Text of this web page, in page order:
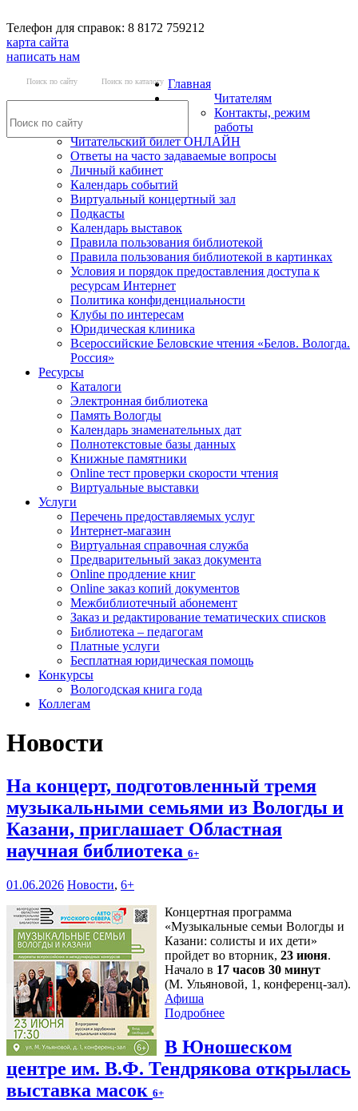
Телефон для справок: 8 8172 759212
карта сайта
написать нам
Поиск по сайту Поиск по каталогу Главная
Читателям
Контакты, режим
работы
Читательский билет ОНЛАЙН
Ответы на часто задаваемые вопросы
Личный кабинет
Календарь событий
Виртуальный концертный зал
Подкасты
Календарь выставок
Правила пользования библиотекой
Правила пользования библиотекой в картинках
Условия и порядок предоставления доступа к
ресурсам Интернет
Политика конфиденциальности
Клубы по интересам
Юридическая клиника
Всероссийские Беловские чтения «Белов. Вологда.
Россия»
Ресурсы
Каталоги
Электронная библиотека
Память Вологды
Календарь знаменательных дат
Полнотекстовые базы данных
Книжные памятники
Online тест проверки скорости чтения
Виртуальные выставки
Услуги
Перечень предоставляемых услуг
Интернет-магазин
Виртуальная справочная служба
Предварительный заказ документа
Online продление книг
Online заказ копий документов
Межбиблиотечный абонемент
Заказ и редактирование тематических списков
Библиотека – педагогам
Платные услуги
Бесплатная юридическая помощь
Конкурсы
Вологодская книга года
Коллегам
Новости
На концерт, подготовленный тремя
музыкальными семьями из Вологды и
Казани, приглашает Областная
научная библиотека 6+
01.06.2026 Новости, 6+
Концертная программа
«Музыкальные семьи Вологды и
Казани: солисты и их дети»
пройдет во вторник, 23 июня.
Начало в 17 часов 30 минут
(М. Ульяновой, 1, конференц-зал).
Афиша
Подробнее
В Юношеском
центре им. В.Ф. Тендрякова открылась
выставка масок 6+